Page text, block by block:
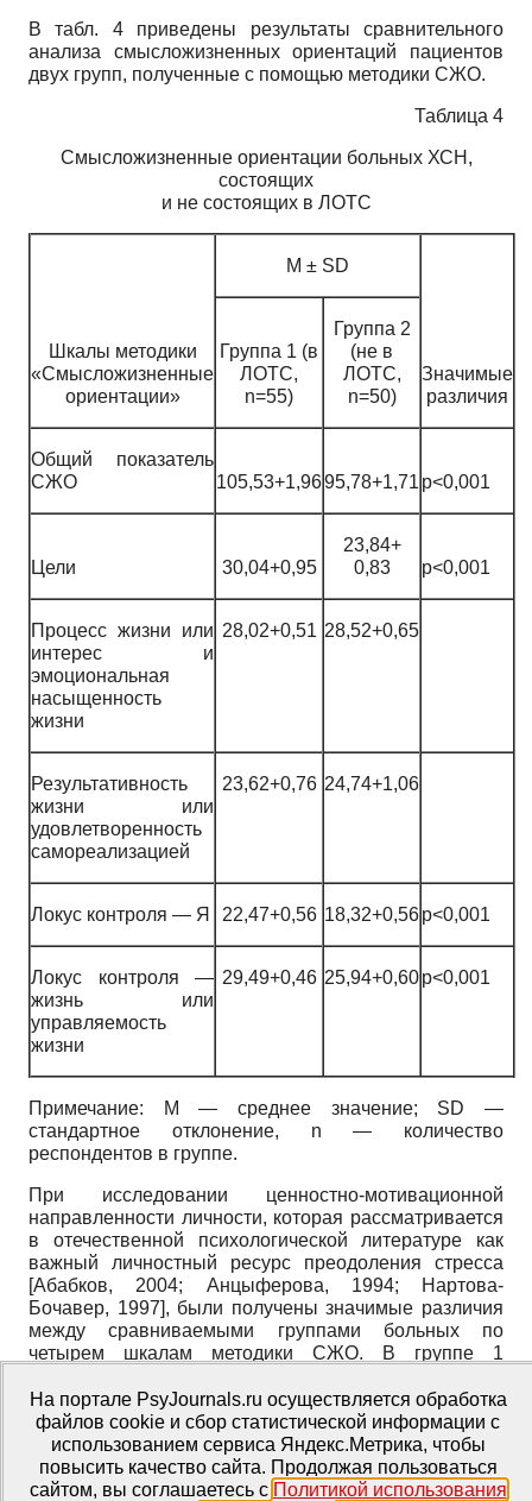
В табл. 4 приведены результаты сравнительного
анализа смысло­жизненных ориентаций пациентов
двух групп, полученные с помощью методики СЖО.
Таблица 4
Смысложизненные ориентации больных ХСН,
состоящих
и не состоящих в ЛОТС
Шкалы методики
«Смысложизненные
ориентации»
М ± SD
Значимые
различия
Группа 1 (в
ЛОТС,
n=55)
Группа 2
(не в
ЛОТС,
n=50)
Общий показатель
СЖО
105,53+1,9695,78+1,71 p<0,001
Цели 30,04+0,95
23,84+
0,83
p<0,001
Процесс жизни или
интерес и
эмоциональная
насыщенность
жизни
28,02+0,51 28,52+0,65
Результативность
жизни или
удовлетворенность
самореализацией
23,62+0,76 24,74+1,06
Локус контроля — Я 22,47+0,56 18,32+0,56p<0,001
Локус контроля —
жизнь или
управляемость
жизни
29,49+0,46 25,94+0,60p<0,001
Примечание: M — среднее значение; SD —
стандартное отклонение, n — количество
респондентов в группе.
При исследовании ценностно-мотивационной
направленности личности, которая рассматривается
в отечественной психологической литературе как
важный личностный ресурс преодоления стресса
[Абабков, 2004; Анцыферова, 1994;
Нартова-
Бочавер, 1997], были получены значимые различия
между сравниваемыми группами больных по
четырем шкалам методики СЖО. В группе 1
осмысленности жизни, включенные в нее пациенты
характеризуются наличием более выраженных
целей и планов на будущее, которые придают жизни
осмысленность, направленность и временную
перспективу, по сравнению с пациентами, не
На портале PsyJournals.ru осуществляется обработка
файлов cookie и сбор статистической информации с
использованием сервиса Яндекс.Метрика, чтобы
повысить качество сайта. Продолжая пользоваться
сайтом, вы соглашаетесь с Политикой использования